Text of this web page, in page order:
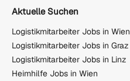
Aktuelle Suchen
Logistikmitarbeiter Jobs in Wien
Logistikmitarbeiter Jobs in Graz
Logistikmitarbeiter Jobs in Linz
Heimhilfe Jobs in Wien